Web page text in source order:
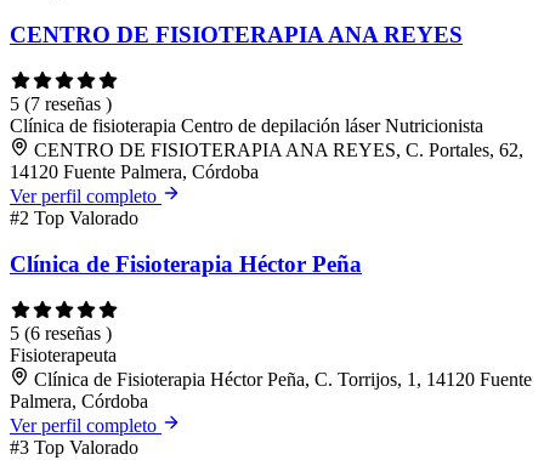
CENTRO DE FISIOTERAPIA ANA REYES
5 (7 reseñas )
Clínica de fisioterapia Centro de depilación láserNutricionista
CENTRO DE FISIOTERAPIA ANA REYES, C. Portales, 62,
14120 Fuente Palmera, Córdoba
Ver perfil completo
#2 Top Valorado
Clínica de Fisioterapia Héctor Peña
5 (6 reseñas )
Fisioterapeuta
Clínica de Fisioterapia Héctor Peña, C. Torrijos, 1, 14120 Fuente
Palmera, Córdoba
Ver perfil completo
#3 Top Valorado